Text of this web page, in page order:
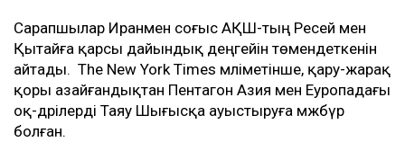
Сарапшылар Иранмен соғыс АҚШ-тың Ресей мен
Қытайға қарсы дайындық деңгейін төмендеткенін
айтады. The New York Times мәліметінше, қару-жарақ
қоры азайғандықтан Пентагон Азия мен Еуропадағы
оқ-дәрілерді Таяу Шығысқа ауыстыруға мәжбүр
болған.